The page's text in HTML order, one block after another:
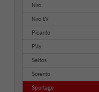
Niro
Niro EV
Picanto
PV5
Seltos
Sorento
Sportage